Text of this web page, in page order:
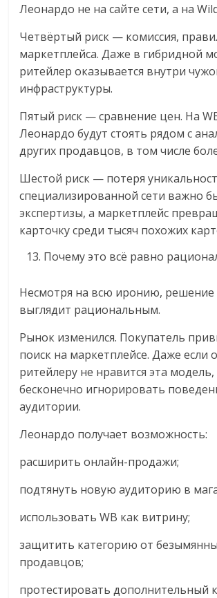
Леонардо не на сайте сети, а на
Четвёртый риск — комиссия,
маркетплейса. Даже в гибридной
ритейлер оказывается внутри
инфраструктуры.
Пятый риск — сравнение цен. На
Леонардо будут стоять рядом с
других продавцов, в том числе
Шестой риск — потеря
специализированной сети важно
экспертизы, а маркетплейс
карточку среди тысяч похожих
Почему это всё равно
Несмотря на всю иронию,
выглядит рациональным.
Рынок изменился. Покупатель
поиск на маркетплейсе. Даже если
ритейлеру не нравится эта
бесконечно игнорировать
аудитории.
Леонардо получает возможность:
расширить онлайн-продажи;
подтянуть новую аудиторию в
использовать WB как витрину;
защитить категорию от
продавцов;
протестировать дополнительный